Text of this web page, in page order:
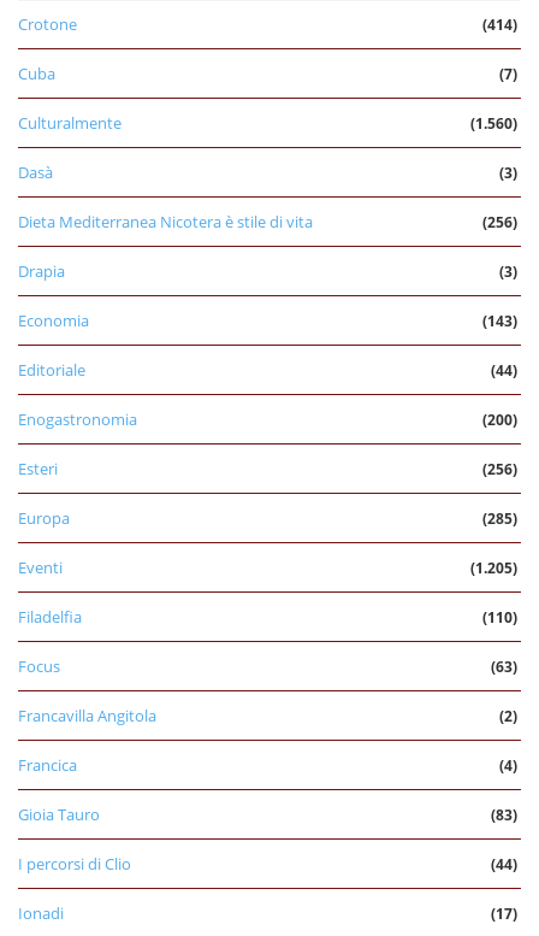
Crotone (414)
Cuba (7)
Culturalmente (1.560)
Dasà (3)
Dieta Mediterranea Nicotera è stile di vita (256)
Drapia (3)
Economia (143)
Editoriale (44)
Enogastronomia (200)
Esteri (256)
Europa (285)
Eventi (1.205)
Filadelfia (110)
Focus (63)
Francavilla Angitola (2)
Francica (4)
Gioia Tauro (83)
I percorsi di Clio (44)
Ionadi (17)